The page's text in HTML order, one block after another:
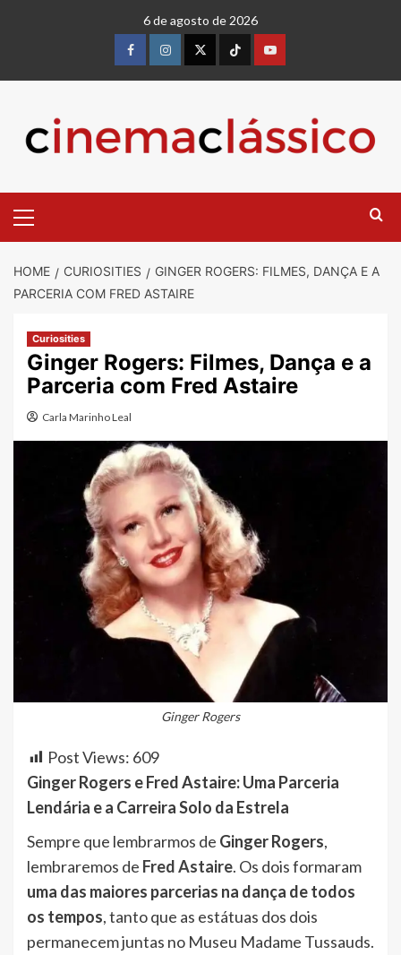
6 de agosto de 2026
HOME CURIOSITIES
GINGER ROGERS: FILMES, DANÇA E A
PARCERIA COM FRED ASTAIRE
Curiosities
Ginger Rogers: Filmes, Dança e a
Parceria com Fred Astaire
Carla Marinho Leal
Ginger Rogers
Post Views: 609
Ginger Rogers e Fred Astaire: Uma Parceria
Lendária e a Carreira Solo da Estrela
Sempre que lembrarmos de Ginger Rogers,
lembraremos de Fred Astaire. Os dois formaram
uma das maiores parcerias na dança de todos
os tempos, tanto que as estátuas dos dois
permanecem juntas no Museu Madame Tussauds.